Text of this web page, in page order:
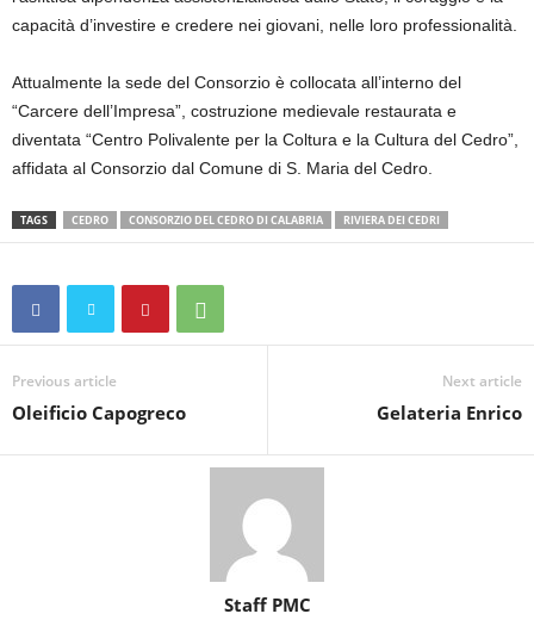
capacità d’investire e credere nei giovani, nelle loro professionalità.
Attualmente la sede del Consorzio è collocata all’interno del
“Carcere dell’Impresa”, costruzione medievale restaurata e
diventata “Centro Polivalente per la Coltura e la Cultura del Cedro”,
affidata al Consorzio dal Comune di S. Maria del Cedro.
TAGS CEDRO CONSORZIO DEL CEDRO DI CALABRIA RIVIERA DEI CEDRI
Previous article
Oleificio Capogreco
Next article
Gelateria Enrico
Staff PMC